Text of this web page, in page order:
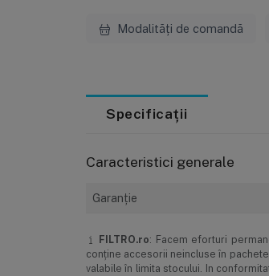
Modalități de comandă
Specificații
Caracteristici generale
Garanţie
FILTRO.ro: Facem eforturi
conţine accesorii neincluse în
valabile în limita stocului. In